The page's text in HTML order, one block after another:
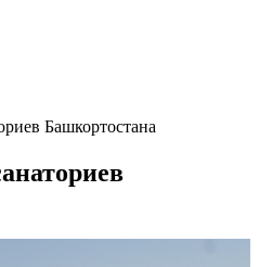
Башкортостана